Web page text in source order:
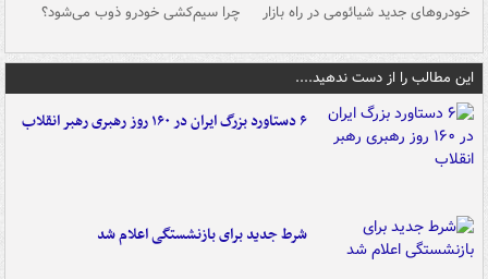
خودروهای جدید شیائومی در راه بازار چرا سیم‌کشی خودرو ذوب می‌شود؟
این مطالب را از دست ندهید....
۶ دستاورد بزرگ ایران در ۱۶۰ روز رهبری رهبر انقلاب
شرط جدید برای بازنشستگی اعلام شد